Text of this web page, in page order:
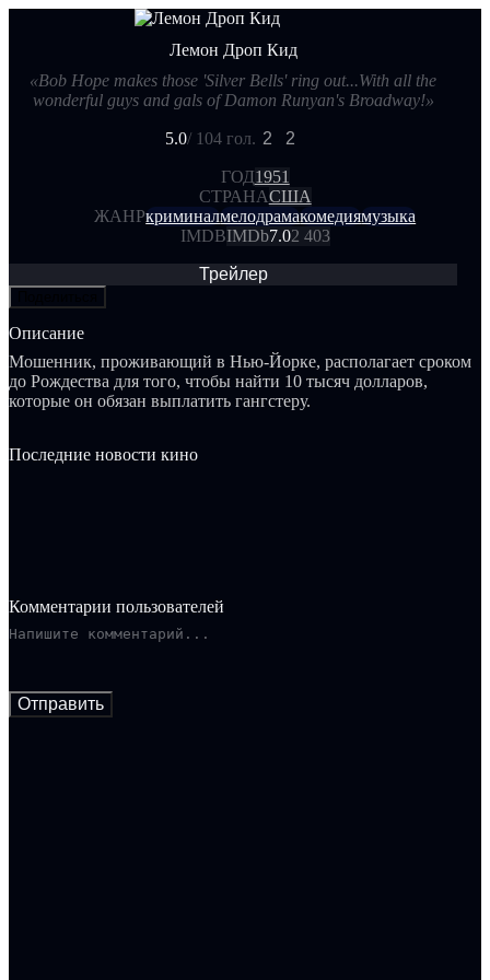
Лемон Дроп Кид
«Bob Hope makes those 'Silver Bells' ring out...With all the
wonderful guys and gals of Damon Runyan's Broadway!»
5.0/ 104 гол. 2 2
ГОД1951
СТРАНАСША
ЖАНРкриминалмелодрамакомедиямузыка
IMDBIMDb7.02 403
Трейлер
Описание
Мошенник, проживающий в Нью-Йорке, располагает сроком
до Рождества для того, чтобы найти 10 тысяч долларов,
которые он обязан выплатить гангстеру.
Последние новости кино
Комментарии пользователей
Отправить